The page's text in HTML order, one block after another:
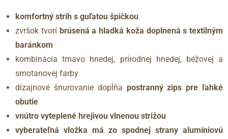
komfortný strih s guľatou špičkou
zvršok tvorí brúsená a hladká koža doplnená s textilným
baránkom
kombinácia tmavo hnedej, prírodnej hnedej, béžovej a
smotanovej farby
dizajnové šnurovanie dopĺňa postranný zips pre ľahké
obutie
vnútro vyteplené hrejivou vlnenou strižou
vyberateľná vložka má zo spodnej strany alumíniovú